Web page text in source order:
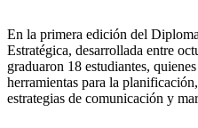
En la primera edición del
Estratégica, desarrollada entre
graduaron 18 estudiantes,
herramientas para la
estrategias de comunicación y